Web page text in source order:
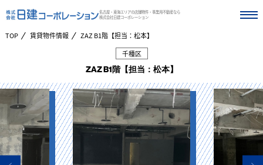
名古屋・東海エリアの店舗物件・事業用不動産なら
株式会社日建コーポレーション
TOP 賃貸物件情報
ZAZ B1階【担当：松本】
千種区
ZAZ B1階【担当：松本】